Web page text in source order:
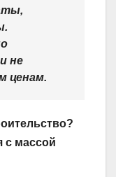
не
ценам.
с массой